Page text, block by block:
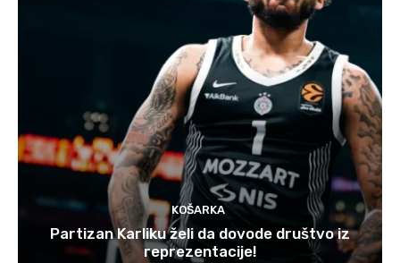
KOŠARKA
Partizan Karliku želi da dovode društvo iz
reprezentacije!